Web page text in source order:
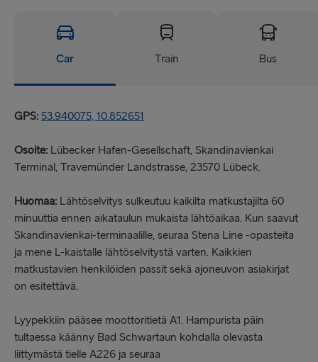
Car Train Bus
GPS: 53.940075, 10.852651
Osoite: Lübecker Hafen-Gesellschaft, Skandinavienkai
Terminal, Travemünder Landstrasse, 23570 Lübeck.
Huomaa: Lähtöselvitys sulkeutuu kaikilta matkustajilta 60
minuuttia ennen aikataulun mukaista lähtöaikaa. Kun saavut
Skandinavienkai-terminaalille, seuraa Stena Line -opasteita
ja mene L-kaistalle lähtöselvitystä varten. Kaikkien
matkustavien henkilöiden passit sekä ajoneuvon asiakirjat
on esitettävä.
Lyypekkiin pääsee moottoritietä A1. Hampurista päin
tultaessa käänny Bad Schwartaun kohdalla olevasta
liittymästä tielle A226 ja seuraa